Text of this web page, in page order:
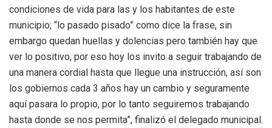
condiciones de vida para las y los habitantes de este
municipio; “lo pasado pisado” como dice la frase, sin
embargo quedan huellas y dolencias pero también hay que
ver lo positivo, por eso hoy los invito a seguir trabajando de
una manera cordial hasta que llegue una instrucción, así son
los gobiernos cada 3 años hay un cambio y seguramente
aquí pasara lo propio, por lo tanto seguiremos trabajando
hasta donde se nos permita”, finalizó el delegado municipal.